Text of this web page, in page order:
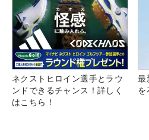
ネクストヒロイン選手とラウ
ンドできるチャンス！詳しく
はこちら！
最
を